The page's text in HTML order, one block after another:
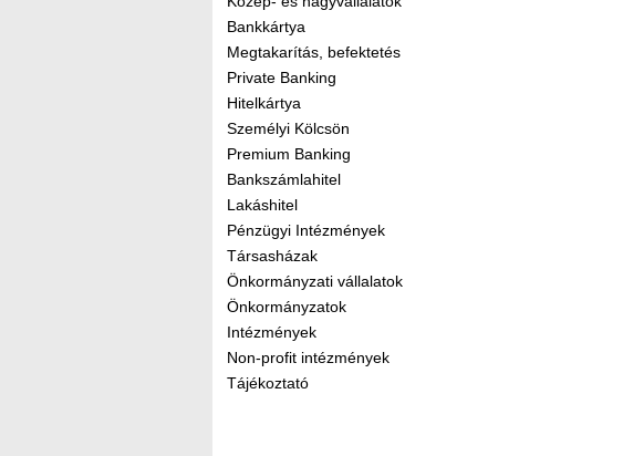
Bankkártya
Megtakarítás, befektetés
Private Banking
Hitelkártya
Személyi Kölcsön
Premium Banking
Bankszámlahitel
Lakáshitel
Pénzügyi Intézmények
Társasházak
Önkormányzati vállalatok
Önkormányzatok
Intézmények
Non-profit intézmények
Tájékoztató